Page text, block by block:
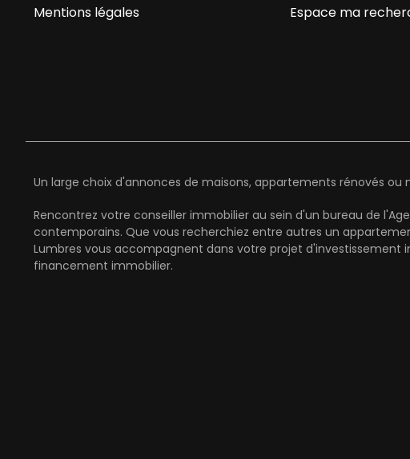
Mentions légales
Espace ma
Un large choix d'annonces de maisons, appartements rénovés
Rencontrez votre conseiller immobilier au sein d'un bureau de
contemporains. Que vous recherchiez entre autres un
Lumbres vous accompagnent dans votre projet d'investissement
financement immobilier.